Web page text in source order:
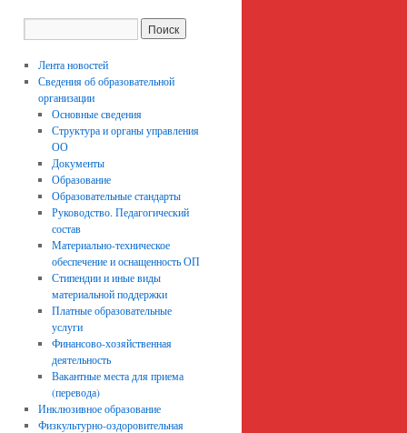
Лента новостей
Сведения об образовательной
организации
Основные сведения
Структура и органы управления
ОО
Документы
Образование
Образовательные стандарты
Руководство. Педагогический
состав
Материально-техническое
обеспечение и оснащенность ОП
Стипендии и иные виды
материальной поддержки
Платные образовательные
услуги
Финансово-хозяйственная
деятельность
Вакантные места для приема
(перевода)
Инклюзивное образование
Физкультурно-оздоровительная